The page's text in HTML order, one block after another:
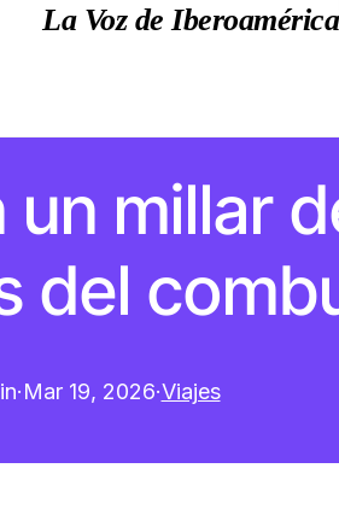
La Voz de Iberoamérica
millar
del
·Mar 19, 2026·Viajes